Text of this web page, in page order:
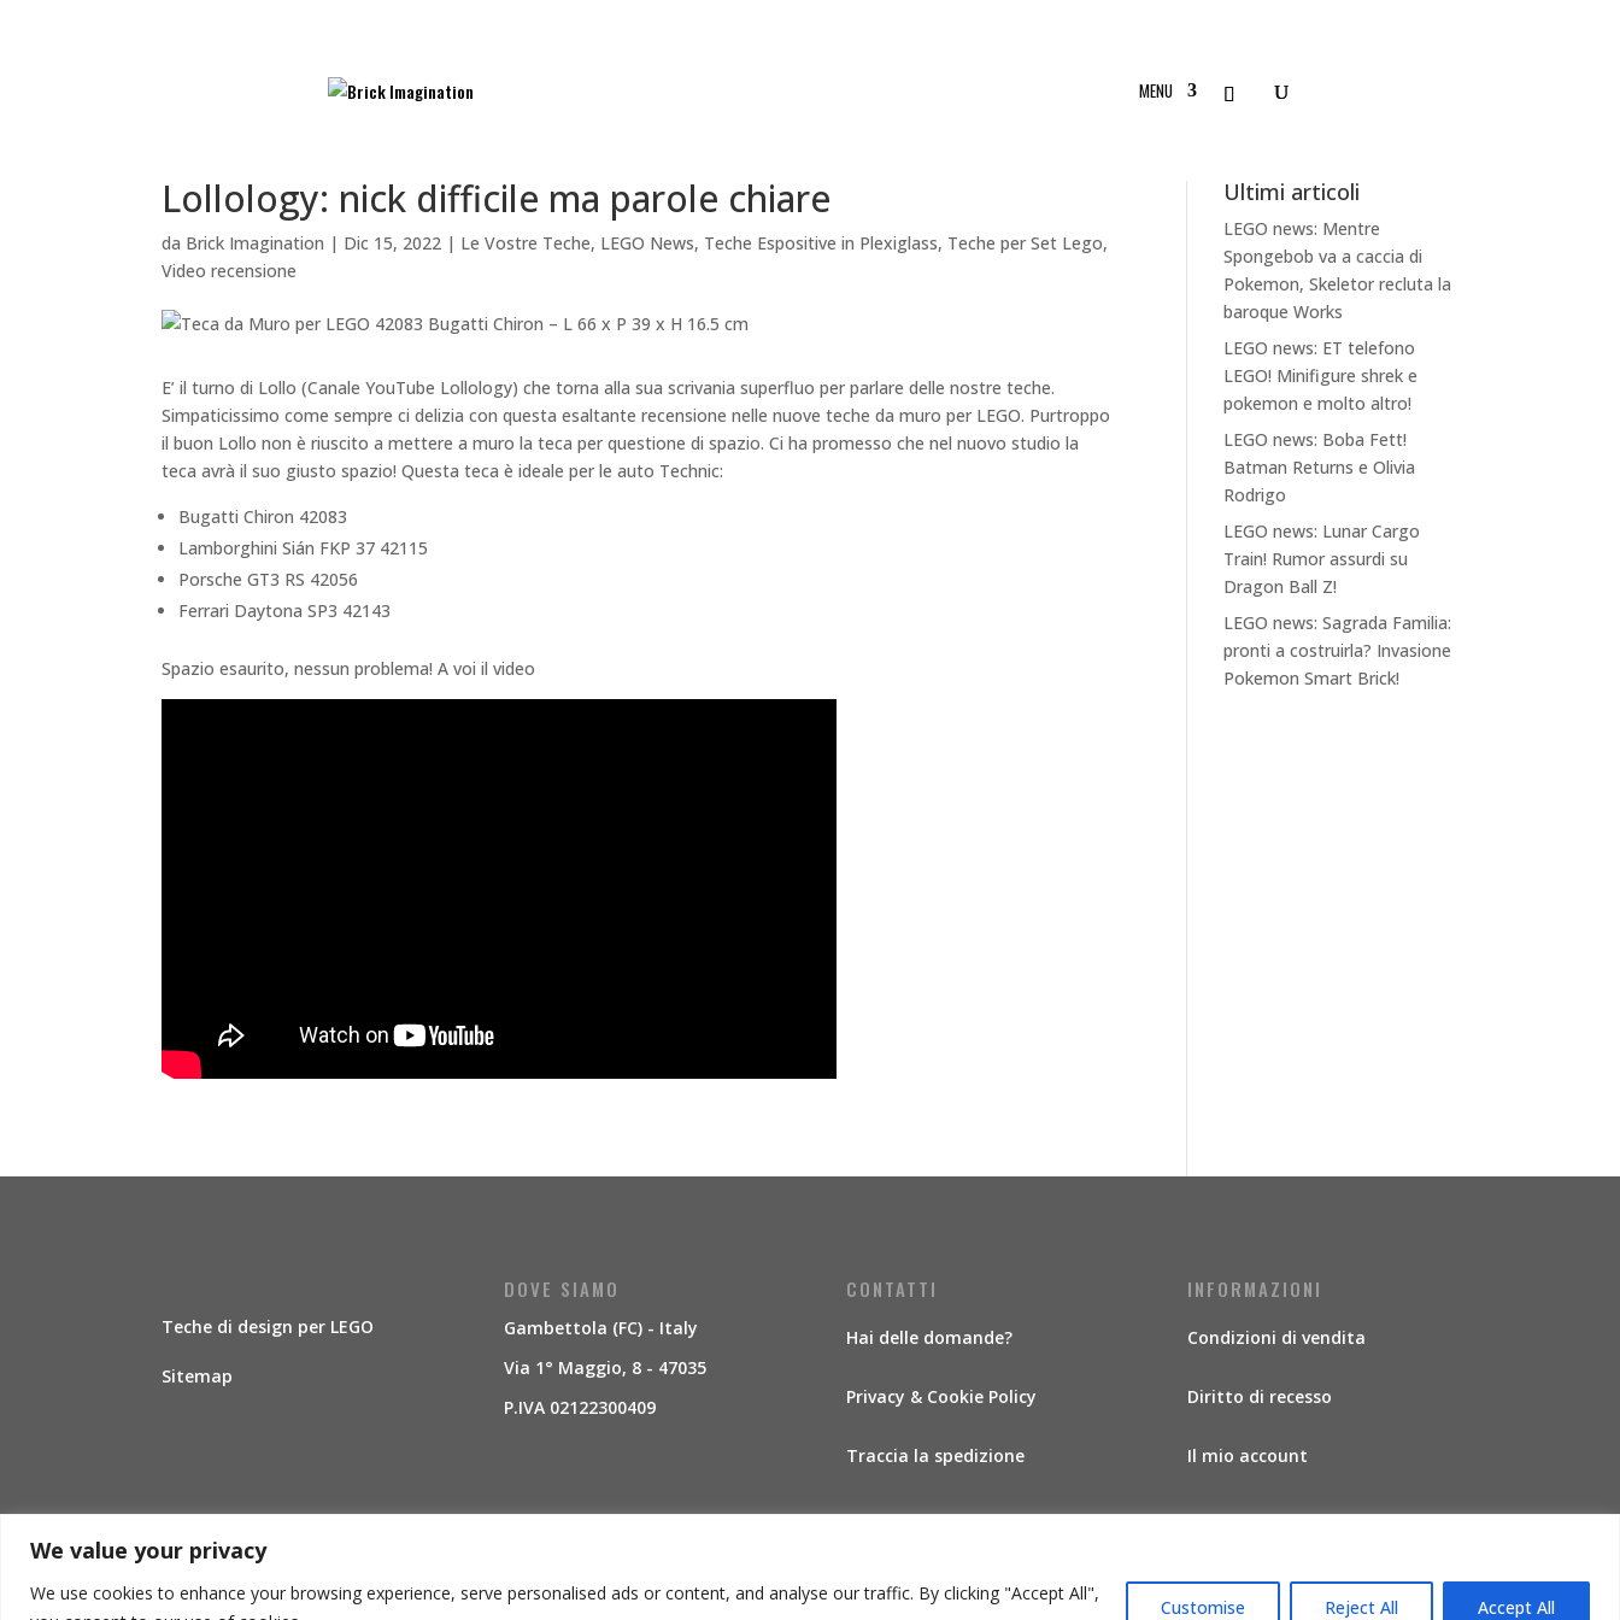
We value your privacy
We use cookies to enhance your browsing experience, serve personalised ads or content, and analyse our traffic. By clicking "Accept All",
Customise Reject All Accept All
MENU
Lollology: nick difficile ma parole chiare
da Brick Imagination | Dic 15, 2022 | Le Vostre Teche, LEGO News, Teche Espositive in Plexiglass, Teche per Set Lego,
Video recensione
E’ il turno di Lollo (Canale YouTube Lollology) che torna alla sua scrivania superfluo per parlare delle nostre teche.
Simpaticissimo come sempre ci delizia con questa esaltante recensione nelle nuove teche da muro per LEGO. Purtroppo
il buon Lollo non è riuscito a mettere a muro la teca per questione di spazio. Ci ha promesso che nel nuovo studio la
teca avrà il suo giusto spazio! Questa teca è ideale per le auto Technic:
Bugatti Chiron 42083
Lamborghini Sián FKP 37 42115
Porsche GT3 RS 42056
Ferrari Daytona SP3 42143
Spazio esaurito, nessun problema! A voi il video
Ultimi articoli
LEGO news: Mentre
Spongebob va a caccia di
Pokemon, Skeletor recluta la
baroque Works
LEGO news: ET telefono
LEGO! Minifigure shrek e
pokemon e molto altro!
LEGO news: Boba Fett!
Batman Returns e Olivia
Rodrigo
LEGO news: Lunar Cargo
Train! Rumor assurdi su
Dragon Ball Z!
LEGO news: Sagrada Familia:
pronti a costruirla? Invasione
Pokemon Smart Brick!
Teche di design per LEGO
Sitemap
DOVE SIAMO
Gambettola (FC) - Italy
Via 1° Maggio, 8 - 47035
P.IVA 02122300409
CONTATTI
Hai delle domande?
Privacy & Cookie Policy
Traccia la spedizione
INFORMAZIONI
Condizioni di vendita
Diritto di recesso
Il mio account